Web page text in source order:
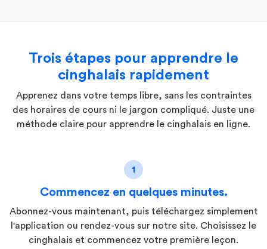
Trois étapes pour apprendre le
cinghalais rapidement
Apprenez dans votre temps libre, sans les contraintes
des horaires de cours ni le jargon compliqué. Juste une
méthode claire pour apprendre le cinghalais en ligne.
1
Commencez en quelques minutes.
Abonnez-vous maintenant, puis téléchargez simplement
l'application ou rendez-vous sur notre site. Choisissez le
cinghalais et commencez votre première leçon.